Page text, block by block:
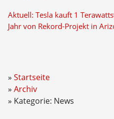
Aktuell: Tesla kauft 1
Jahr von Rekord-Projekt in
Startseite
Archiv
Kategorie: News